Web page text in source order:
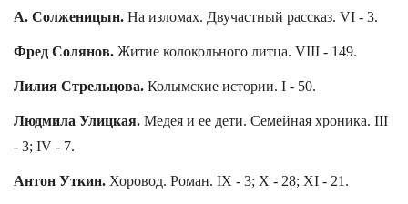
А. Солженицын. На изломах. Двучастный рассказ. VI - 3.
Фред Солянов. Житие колокольного литца. VIII - 149.
Лилия Стрельцова. Колымские истории. I - 50.
Людмила Улицкая. Медея и ее дети. Семейная хроника. III
- 3; IV - 7.
Антон Уткин. Хоровод. Роман. IX - 3; X - 28; XI - 21.